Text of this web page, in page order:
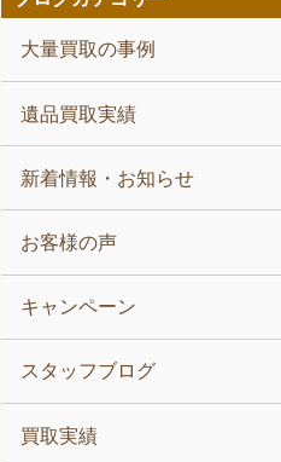
大量買取の事例
遺品買取実績
新着情報・お知らせ
お客様の声
キャンペーン
スタッフブログ
買取実績